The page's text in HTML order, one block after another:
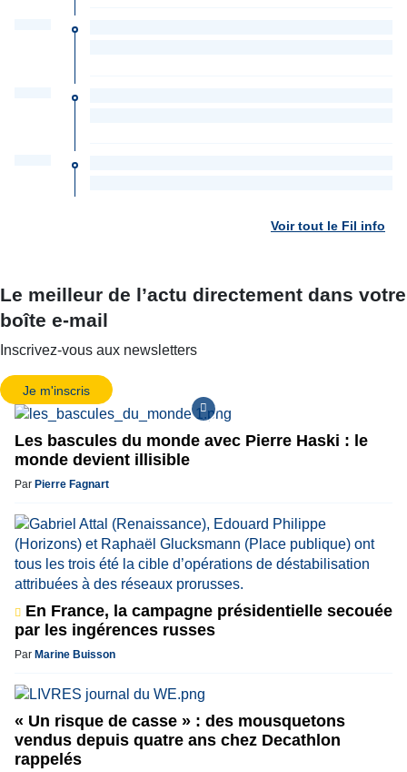
Voir tout le Fil info
Le meilleur de l’actu directement dans votre
boîte e-mail
Inscrivez-vous aux newsletters
Je m'inscris
Les bascules du monde avec Pierre Haski : le
monde devient illisible
Par Pierre Fagnart
En France, la campagne présidentielle secouée
par les ingérences russes
Par Marine Buisson
« Un risque de casse » : des mousquetons
vendus depuis quatre ans chez Decathlon
rappelés